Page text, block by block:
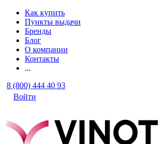
Как купить
Пункты выдачи
Бренды
Блог
О компании
Контакты
...
8 (800) 444 40 93
Войти